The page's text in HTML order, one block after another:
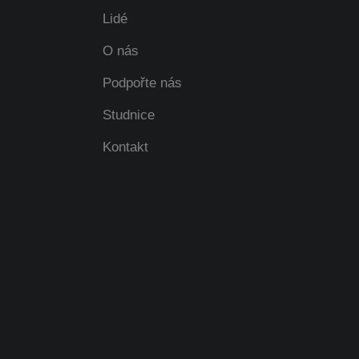
Lidé
O nás
Podpořte nás
Studnice
Kontakt